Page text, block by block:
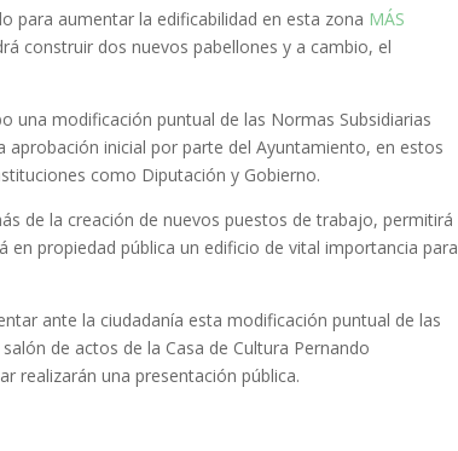
para aumentar la edificabilidad en esta zona MÁS
construir dos nuevos pabellones y a cambio, el
una modificación puntual de las Normas Subsidiarias
inicial por parte del Ayuntamiento, en estos
como Diputación y Gobierno.
de la creación de nuevos puestos de trabajo, permitirá
propiedad pública un edificio de vital importancia para
ante la ciudadanía esta modificación puntual de las
salón de actos de la Casa de Cultura Pernando
realizarán una presentación pública.